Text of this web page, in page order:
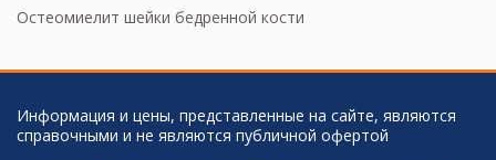
Остеомиелит шейки бедренной кости
Информация и цены, представленные на сайте, являются
справочными и не являются публичной офертой